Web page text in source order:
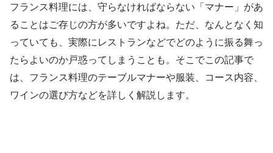
フランス料理には、守らなければならない「マナー」があ
ることはご存じの方が多いですよね。ただ、なんとなく知
っていても、実際にレストランなどでどのように振る舞っ
たらよいのか戸惑ってしまうことも。そこでこの記事で
は、フランス料理のテーブルマナーや服装、コース内容、
ワインの選び方などを詳しく解説します。